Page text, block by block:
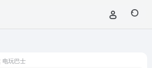
电玩巴士